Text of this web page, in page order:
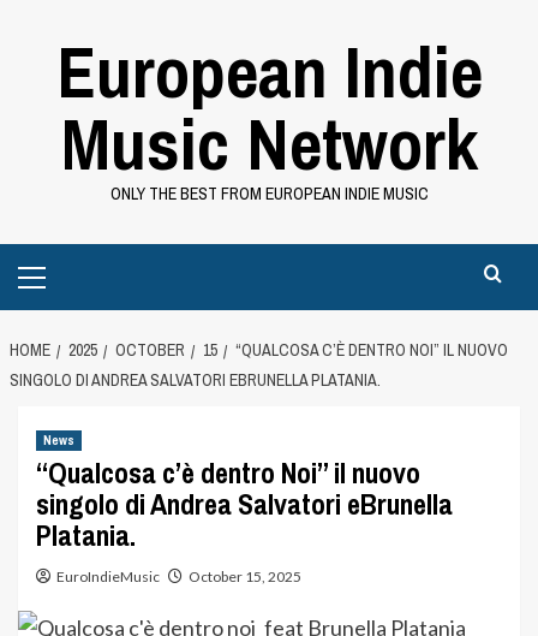
European Indie
Music Network
ONLY THE BEST FROM EUROPEAN INDIE MUSIC
Menu
HOME 2025 OCTOBER 15
“QUALCOSA C’È DENTRO NOI” IL NUOVO
SINGOLO DI ANDREA SALVATORI EBRUNELLA PLATANIA.
News
“Qualcosa c’è dentro Noi” il nuovo
singolo di Andrea Salvatori eBrunella
Platania.
EuroIndieMusic October 15, 2025